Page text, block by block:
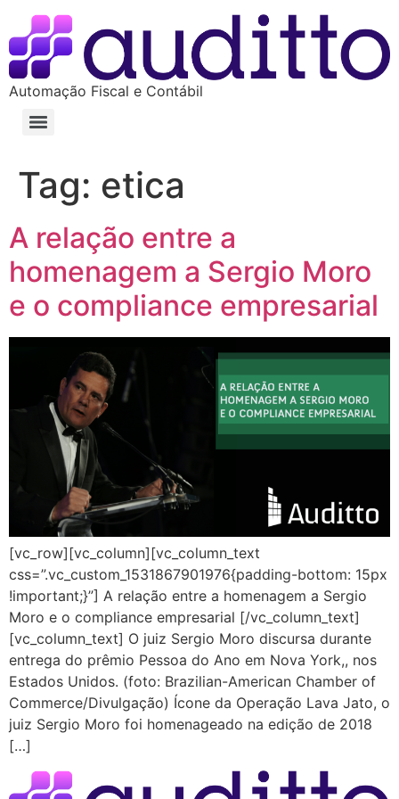
Automação Fiscal e Contábil
Tag: etica
A relação entre a
homenagem a Sergio Moro
e o compliance empresarial
[vc_row][vc_column][vc_column_text
css=”.vc_custom_1531867901976{padding-bottom: 15px
!important;}”] A relação entre a homenagem a Sergio
Moro e o compliance empresarial [/vc_column_text]
[vc_column_text] O juiz Sergio Moro discursa durante
entrega do prêmio Pessoa do Ano em Nova York,, nos
Estados Unidos. (foto: Brazilian-American Chamber of
Commerce/Divulgação) Ícone da Operação Lava Jato, o
juiz Sergio Moro foi homenageado na edição de 2018
[…]